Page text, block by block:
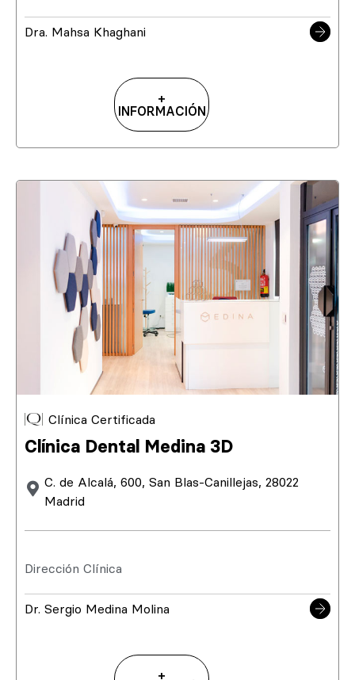
Dra. Mahsa Khaghani
+
INFORMACIÓN
Clínica Certificada
Clínica Dental Medina 3D
C. de Alcalá, 600, San Blas-Canillejas, 28022
Madrid
Dirección Clínica
Dr. Sergio Medina Molina
+